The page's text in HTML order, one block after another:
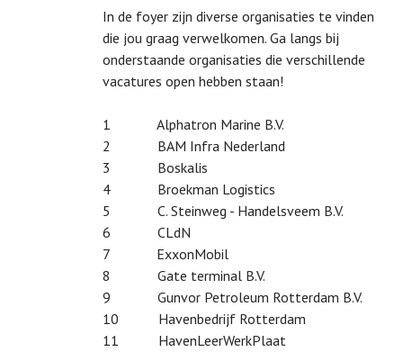
In de foyer zijn diverse organisaties te vinden
die jou graag verwelkomen. Ga langs bij
onderstaande organisaties die verschillende
vacatures open hebben staan!
1 Alphatron Marine B.V.
2 BAM Infra Nederland
3 Boskalis
4 Broekman Logistics
5 C. Steinweg - Handelsveem B.V.
6 CLdN
7 ExxonMobil
8 Gate terminal B.V.
9 Gunvor Petroleum Rotterdam B.V.
10 Havenbedrijf Rotterdam
11 HavenLeerWerkPlaat